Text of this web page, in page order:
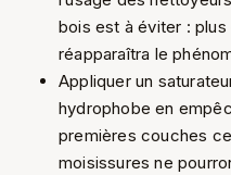
bois est à éviter : plus
réapparaîtra le
Appliquer un
hydrophobe en
premières couches
moisissures ne